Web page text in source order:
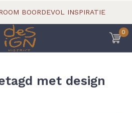
0
BOORDEVOL INSPIRATIE
met design